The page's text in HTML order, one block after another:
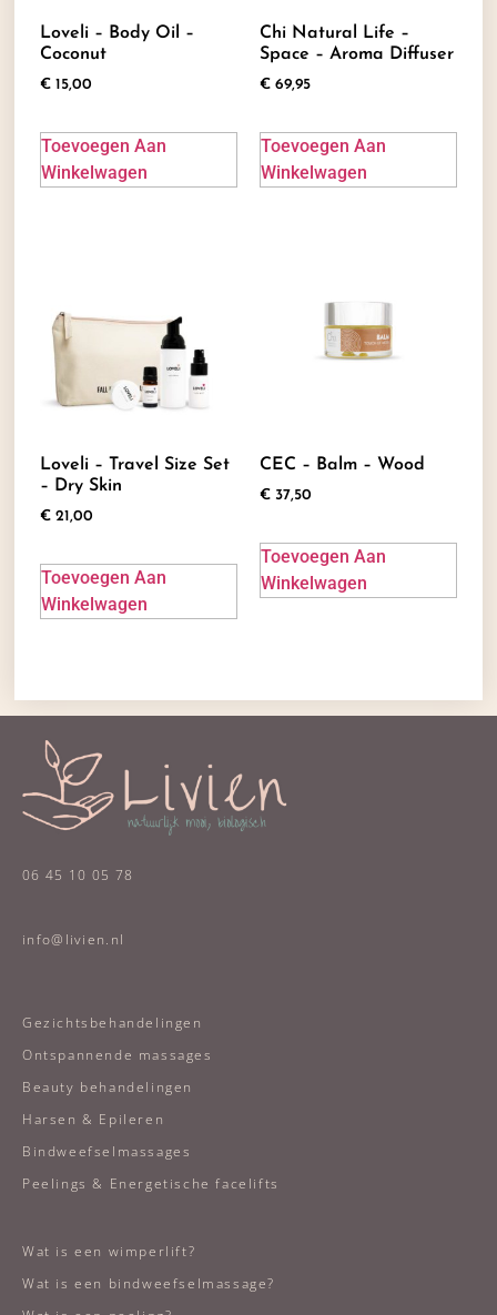
Loveli – Body Oil –
Coconut
€ 15,00
Toevoegen Aan
Winkelwagen
Chi Natural Life –
Space – Aroma Diffuser
€ 69,95
Toevoegen Aan
Winkelwagen
Loveli – Travel Size Set
– Dry Skin
€ 21,00
Toevoegen Aan
Winkelwagen
CEC – Balm – Wood
€ 37,50
Toevoegen Aan
Winkelwagen
06 45 10 05 78
info@livien.nl
Gezichtsbehandelingen
Ontspannende massages
Beauty behandelingen
Harsen & Epileren
Bindweefselmassages
Peelings & Energetische facelifts
Wat is een wimperlift?
Wat is een bindweefselmassage?